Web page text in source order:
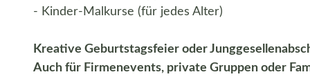
- Kinder-Malkurse (für jedes Alter)
Kreative Geburtstagsfeier oder
Auch für Firmenevents, private Gruppen oder